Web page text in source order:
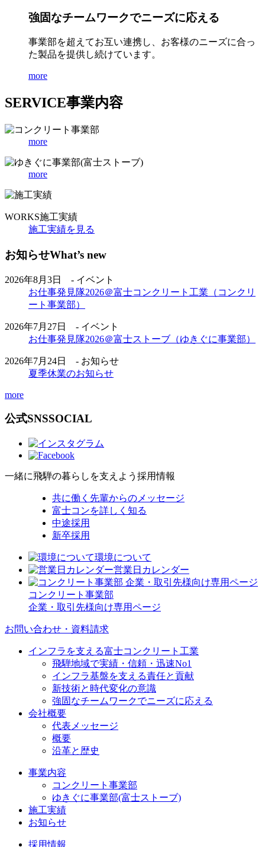
強固なチームワークでニーズに応える
事業部を超えてお互い連携し、お客様のニーズに合っ
た製品を提供し続けています。
more
SERVICE事業内容
more
more
WORKS施工実績
施工実績を見る
お知らせWhat’s new
2026年8月3日 - イベント
お仕事発見隊2026＠富士コンクリート工業（コンクリ
ート事業部）
2026年7月27日 - イベント
お仕事発見隊2026＠富士ストーブ（ゆきぐに事業部）
2026年7月24日 - お知らせ
夏季休業のお知らせ
more
公式SNSSOCIAL
一緒に飛騨の暮らしを支えよう 採用情報
共に働く先輩からのメッセージ
富士コンを詳しく知る
中途採用
新卒採用
環境について
営業日カレンダー
コンクリート事業部
企業・取引先様向け専用ページ
お問い合わせ・資料請求
インフラを支える富士コンクリート工業
飛騨地域で実績・信頼・迅速No1
インフラ基盤を支える責任と貢献
新技術と時代変化の意識
強固なチームワークでニーズに応える
会社概要
代表メッセージ
概要
沿革と歴史
事業内容
コンクリート事業部
ゆきぐに事業部(富士ストーブ)
施工実績
お知らせ
採用情報